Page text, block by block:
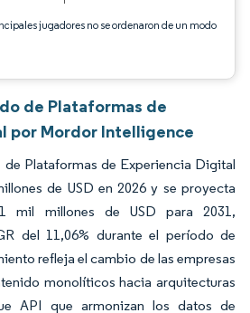
jugadores no se ordenaron de un modo
de Plataformas de
por Mordor Intelligence
Plataformas de Experiencia Digital
de USD en 2026 y se proyecta
mil millones de USD para 2031,
del 11,06% durante el período de
refleja el cambio de las empresas
monolíticos hacia arquitecturas
API que armonizan los datos de